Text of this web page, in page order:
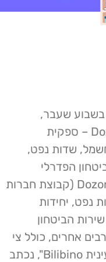
שעבר,
טוענים האקרים כי תקפו את Dozor – ספקית
שדות נפט,
הפדרלי
(FSB): "הושבתה ספקית הלוויין Dozor (קבוצת חברות
נפט, יחידות
הביטחון
אחרים, כולל צי
הסוחר הצפוני ותחנת הכוח הגרעינית Bilibino", נכתב